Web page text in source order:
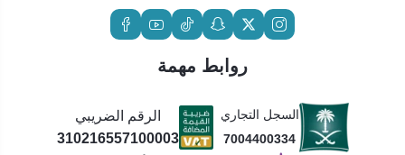
روابط مهمة
السجل التجاري
7004400334
الرقم الضريبي
310216557100003